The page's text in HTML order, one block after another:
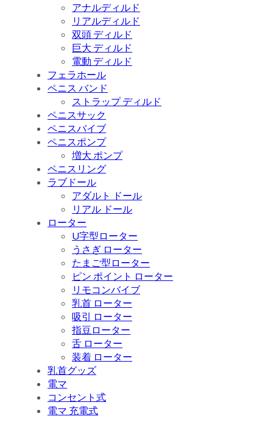
アナルディルド
リアルディルド
双頭 ディルド
巨大 ディルド
電動 ディルド
フェラホール
ペニス バンド
ストラップ ディルド
ペニスサック
ペニスバイブ
ペニスポンプ
増大 ポンプ
ペニスリング
ラブドール
アダルト ドール
リアル ドール
ローター
U字型ローター
うさぎ ローター
たまご型ローター
ピン ポイント ローター
リモコンバイブ
乳首 ローター
吸引 ローター
指豆ローター
舌 ローター
装着 ローター
乳首グッズ
電マ
コンセント式
電マ 充電式